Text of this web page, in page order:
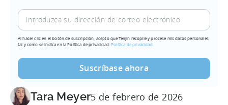
Al hacer clic en el botón de suscripción, acepto que Tenjin recopile y procese mis datos personales
tal y como se indica en la Política de privacidad.Política de privacidad.
Tara Meyer5 de febrero de 2026